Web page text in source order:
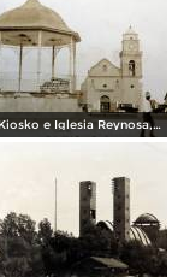
Kiosko e Iglesia Reynosa, Tamaulipas.